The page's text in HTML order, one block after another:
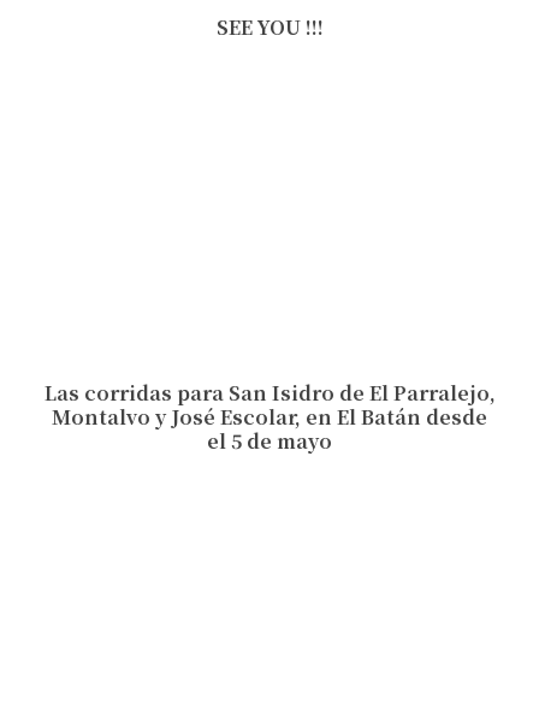
SEE YOU !!!
Las corridas para San Isidro de El Parralejo,
Montalvo y José Escolar, en El Batán desde
el 5 de mayo